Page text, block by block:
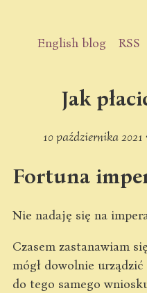
English blog RSS
Jak
10 października 2021
Fortuna
Nie nadaję się na
Czasem zastanawiam
mógł dowolnie
do tego samego